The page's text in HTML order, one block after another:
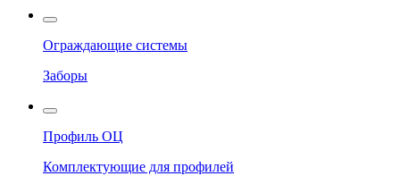
Ограждающие системы
Заборы
Профиль ОЦ
Комплектующие для профилей